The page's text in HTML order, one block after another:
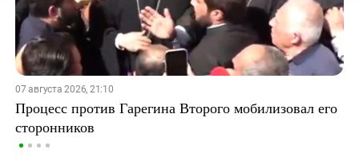
07 августа 2026, 21:10
Процесс против Гарегина Второго мобилизовал его
сторонников